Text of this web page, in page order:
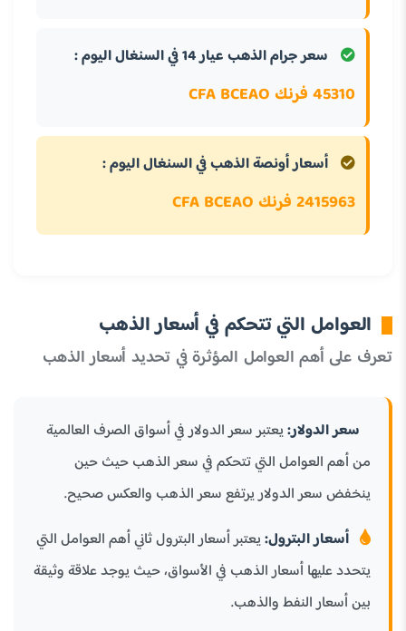
سعر جرام الذهب عيار 14 في السنغال اليوم :
45310 فرنك CFA BCEAO
أسعار أونصة الذهب في السنغال اليوم :
2415963 فرنك CFA BCEAO
العوامل التي تتحكم في أسعار الذهب
تعرف على أهم العوامل المؤثرة في تحديد أسعار الذهب
سعر الدولار:يعتبر سعر الدولار في أسواق الصرف العالمية
من أهم العوامل التي تتحكم في سعر الذهب حيث حين
ينخفض سعر الدولار يرتفع سعر الذهب والعكس صحيح.
أسعار البترول:يعتبر أسعار البترول ثاني أهم العوامل التي
يتحدد عليها أسعار الذهب في الأسواق، حيث يوجد علاقة وثيقة
بين أسعار النفط والذهب.